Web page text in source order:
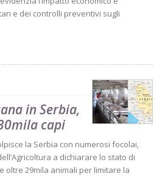
e dei controlli preventivi sugli
in Serbia,
capi
la Serbia con numerosi focolai,
a dichiarare lo stato di
oltre 29mila animali per limitare la